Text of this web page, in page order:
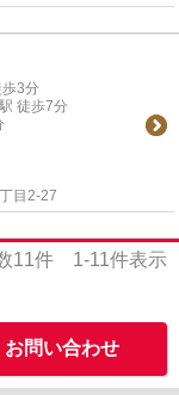
歩3分
駅 徒歩7分
目2-27
11件 1-11件表示
お問い合わせ